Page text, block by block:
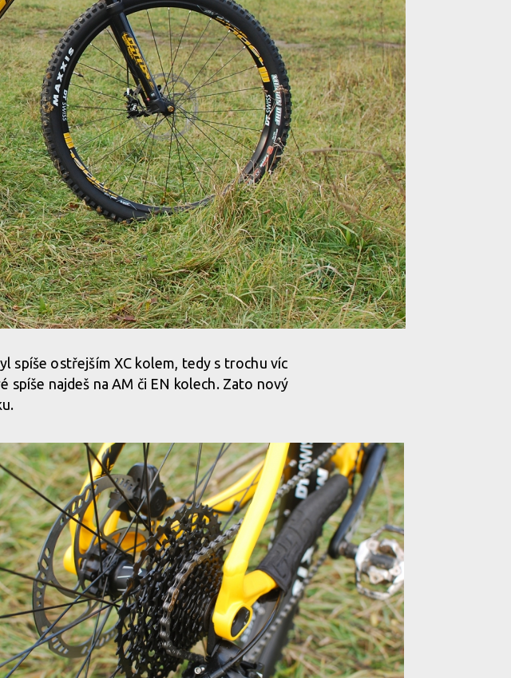
spíše ostřejším XC kolem, tedy s trochu víc
najdeš na AM či EN kolech. Zato nový